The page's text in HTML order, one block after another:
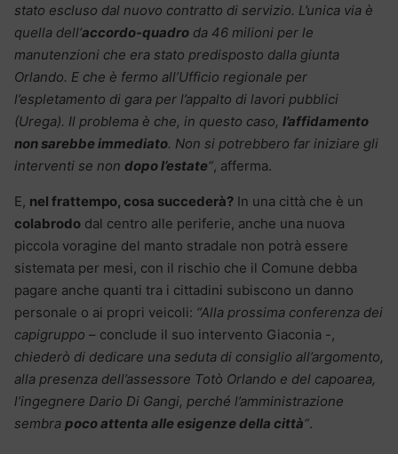
stato escluso dal nuovo contratto di servizio. L’unica via è
quella dell’accordo-quadro da 46 milioni per le
manutenzioni che era stato predisposto dalla giunta
Orlando. E che è fermo all’Ufficio regionale per
l’espletamento di gara per l’appalto di lavori pubblici
(Urega). Il problema è che, in questo caso, l’affidamento
non sarebbe immediato. Non si potrebbero far iniziare gli
interventi se non dopo l’estate“, afferma.
E, nel frattempo, cosa succederà? In una città che è un
colabrodo dal centro alle periferie, anche una nuova
piccola voragine del manto stradale non potrà essere
sistemata per mesi, con il rischio che il Comune debba
pagare anche quanti tra i cittadini subiscono un danno
personale o ai propri veicoli: “Alla prossima conferenza dei
capigruppo – conclude il suo intervento Giaconia -,
chiederò di dedicare una seduta di consiglio all’argomento,
alla presenza dell’assessore Totò Orlando e del capoarea,
l’ingegnere Dario Di Gangi, perché l’amministrazione
sembra poco attenta alle esigenze della città“.